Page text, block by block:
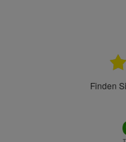
finden Sie einige der Rezensionen